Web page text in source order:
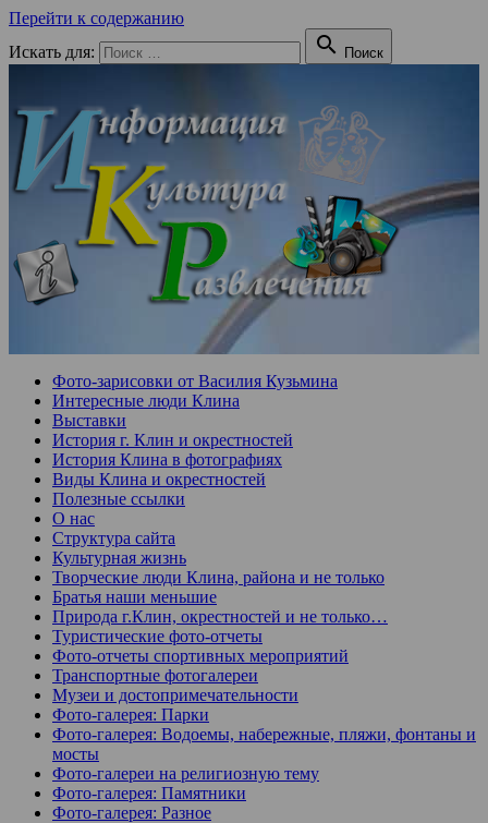
Перейти к содержанию
Искать для:
 Поиск
Фото-зарисовки от Василия Кузьмина
Интересные люди Клина
Выставки
История г. Клин и окрестностей
История Клина в фотографиях
Виды Клина и окрестностей
Полезные ссылки
О нас
Структура сайта
Культурная жизнь
Творческие люди Клина, района и не только
Братья наши меньшие
Природа г.Клин, окрестностей и не только…
Туристические фото-отчеты
Фото-отчеты спортивных мероприятий
Транспортные фотогалереи
Музеи и достопримечательности
Фото-галерея: Парки
Фото-галерея: Водоемы, набережные, пляжи, фонтаны и
мосты
Фото-галереи на религиозную тему
Фото-галерея: Памятники
Фото-галерея: Разное